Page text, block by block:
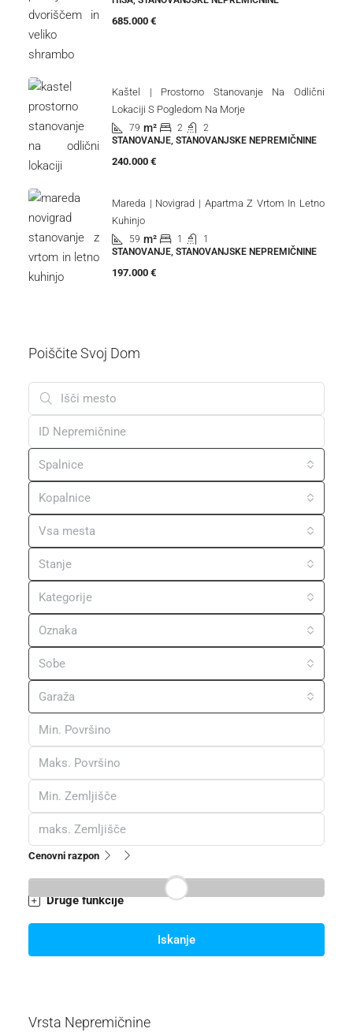
685.000 €
Kaštel | Prostorno Stanovanje Na Odlični
Lokaciji S Pogledom Na Morje
79 m² 2
2
STANOVANJE, STANOVANJSKE NEPREMIČNINE
240.000 €
Mareda | Novigrad | Apartma Z Vrtom In Letno
Kuhinjo
59 m² 1
1
STANOVANJE, STANOVANJSKE NEPREMIČNINE
197.000 €
Poiščite Svoj Dom
Spalnice
Kopalnice
Vsa mesta
Stanje
Kategorije
Oznaka
Sobe
Garaža
Cenovni razpon
Druge funkcije
Iskanje
Vrsta Nepremičnine